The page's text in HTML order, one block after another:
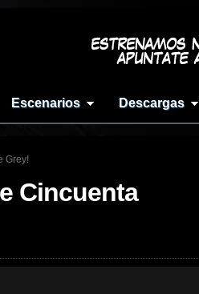
Escenarios Descargas
Grey!
Cincuenta